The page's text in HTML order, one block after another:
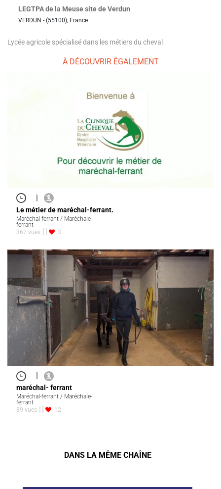
LEGTPA de la Meuse site de Verdun
VERDUN - (55100), France
Lycée agricole spécialisé dans les métiers du cheval
À DÉCOUVRIR ÉGALEMENT
|
Le métier de maréchal-ferrant.
Maréchal-ferrant / Maréchale-
ferrant
367 vues
3
|
maréchal- ferrant
Maréchal-ferrant / Maréchale-
ferrant
89 vues
12
DANS LA MÊME CHAÎNE